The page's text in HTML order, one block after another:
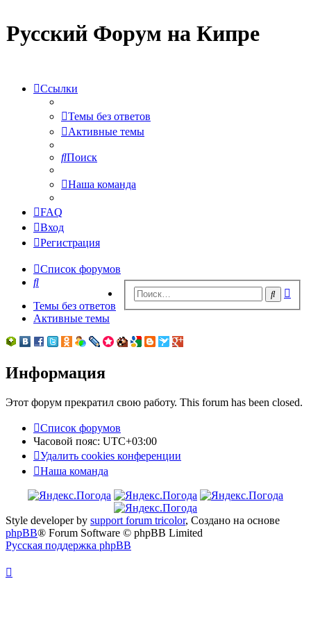
Русский Форум на Кипре
Ссылки
Темы без ответов
Активные темы
Поиск
Наша команда
FAQ
Вход
Регистрация
Список форумов
Поиск
Поиск
Темы без ответов
Активные темы
Информация
Этот форум прекратил свою работу. This forum has been closed.
Список форумов
Часовой пояс: UTC+03:00
Удалить cookies конференции
Наша команда
Style developer by support forum tricolor, Создано на основе
phpBB® Forum Software © phpBB Limited
Русская поддержка phpBB